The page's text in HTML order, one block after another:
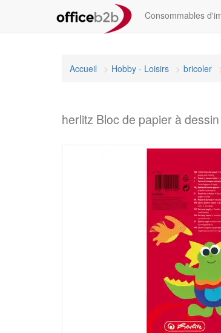
Consommables
Accueil Hobby - Loisirs bricoler
herlitz Bloc de papier à